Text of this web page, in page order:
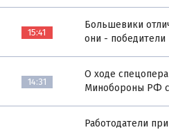
15:41
Большевики
они - победители
14:31
О ходе
Минобороны РФ с
Работодатели